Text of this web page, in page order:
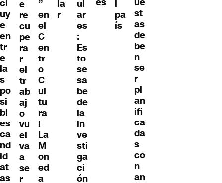
cl
uy
e
en
tr
e
la
s
po
si
bl
es
ca
nd
id
at
as
e
re
cu
pe
ra
r
el
tr
ab
aj
o
vu
el
va
a
se
r
”
en
el
C
en
tr
o
C
ul
tu
ra
l
La
M
on
ed
a
la
r
ul
ar
es
:
Es
to
se
sa
be
de
la
in
ve
sti
ga
ci
ón
l
pa
ís
st
as
de
be
n
se
r
pl
an
ifi
ca
da
s
co
n
an